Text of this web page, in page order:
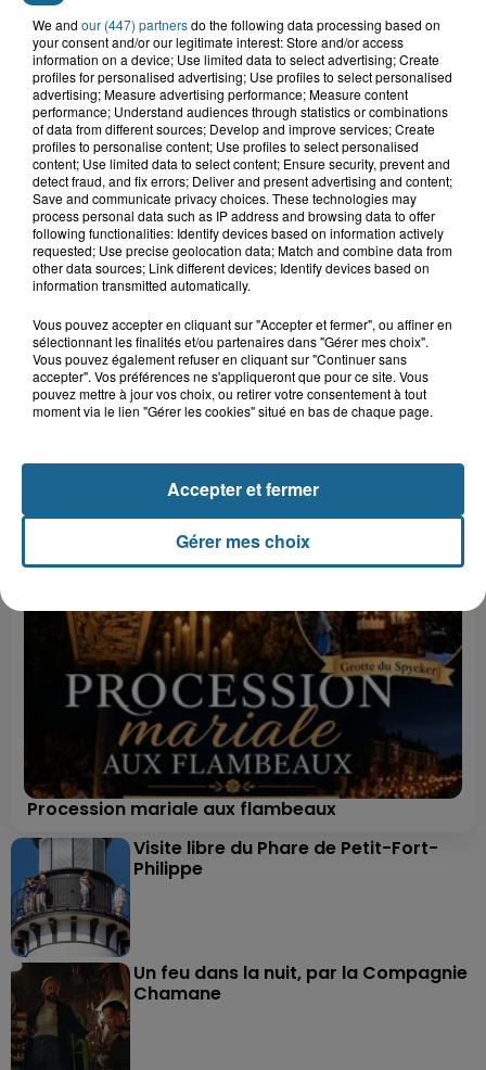
+ DE CADEAUX
Grand jeu de l'été : les cabines de plages
Gagnez vos entrées pour Dennlys
Parc
Gagnez vos entrées pour le parc
Bagatelle
Gagnez vos entrées pour Plopsaland
Procession mariale aux flambeaux
Visite libre du Phare de Petit-Fort-
Philippe
Un feu dans la nuit, par la Compagnie
Chamane
We and our (447) partnersdo the following data processing based on
your consent and/or our legitimate interest: Store and/or access
information on a device; Use limited data to select advertising; Create
profiles for personalised advertising; Use profiles to select personalised
advertising; Measure advertising performance; Measure content
performance; Understand audiences through statistics or combinations
of data from different sources; Develop and improve services; Create
profiles to personalise content; Use profiles to select personalised
content; Use limited data to select content; Ensure security, prevent and
detect fraud, and fix errors; Deliver and present advertising and content;
Save and communicate privacy choices. These technologies may
process personal data such as IP address and browsing data to offer
following functionalities: Identify devices based on information actively
requested; Use precise geolocation data; Match and combine data from
other data sources; Link different devices; Identify devices based on
information transmitted automatically.
Vous pouvez accepter en cliquant sur "Accepter et fermer", ou affiner en
sélectionnant les finalités et/ou partenaires dans "Gérer mes choix".
Vous pouvez également refuser en cliquant sur "Continuer sans
accepter". Vos préférences ne s'appliqueront que pour ce site. Vous
pouvez mettre à jour vos choix, ou retirer votre consentement à tout
moment via le lien "Gérer les cookies" situé en bas de chaque page.
Gérer mes choix
Accepter et fermer